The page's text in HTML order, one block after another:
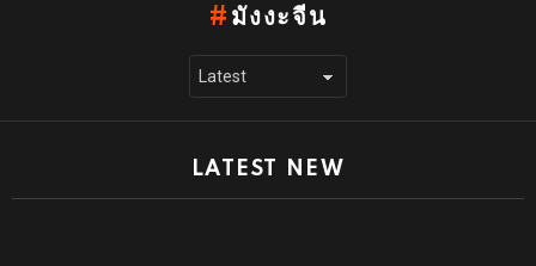
มังงะจีน
LATEST NEW